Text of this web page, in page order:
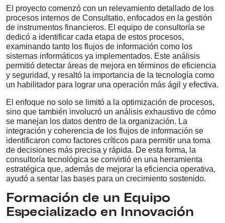
El proyecto comenzó con un relevamiento detallado de los
procesos internos de Consultatio, enfocados en la gestión
de instrumentos financieros. El equipo de consultoría se
dedicó a identificar cada etapa de estos procesos,
examinando tanto los flujos de información como los
sistemas informáticos ya implementados. Este análisis
permitió detectar áreas de mejora en términos de eficiencia
y seguridad, y resaltó la importancia de la tecnología como
un habilitador para lograr una operación más ágil y efectiva.
El enfoque no solo se limitó a la optimización de procesos,
sino que también involucró un análisis exhaustivo de cómo
se manejan los datos dentro de la organización. La
integración y coherencia de los flujos de información se
identificaron como factores críticos para permitir una toma
de decisiones más precisa y rápida. De esta forma, la
consultoría tecnológica se convirtió en una herramienta
estratégica que, además de mejorar la eficiencia operativa,
ayudó a sentar las bases para un crecimiento sostenido.
Formación de un Equipo
Especializado en Innovación